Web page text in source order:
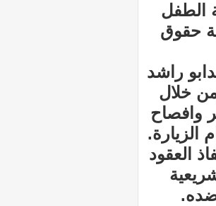
الطفل
حقوق
راشد
خلال
وافصاح
الزيارة.
العقود
ضده.